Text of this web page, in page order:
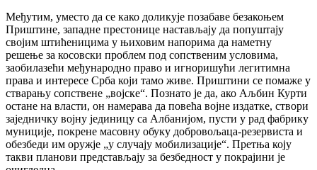
Међутим, уместо да се како доликује позабаве безакоњем
Приштине, западне престонице настављају да попуштају
својим штићеницима у њиховим напорима да наметну
решење за косовски проблем под сопственим условима,
заобилазећи међународно право и игноришући легитимна
права и интересе Срба који тамо живе. Приштини се помаже у
стварању сопствене „војске“. Познато је да, ако Аљбин Курти
остане на власти, он намерава да повећа војне издатке, створи
заједничку војну јединицу са Албанијом, пусти у рад фабрику
муниције, покрене масовну обуку добровољаца-резервиста и
обезбеди им оружје „у случају мобилизације“. Претња коју
такви планови представљају за безбедност у покрајини је